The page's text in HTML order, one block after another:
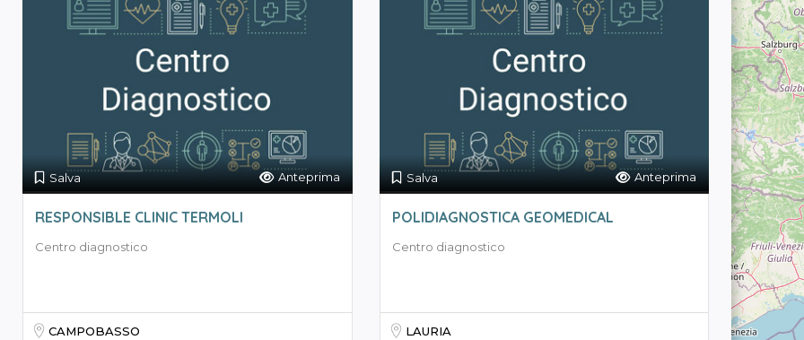
Salva Anteprima
RESPONSIBLE CLINIC TERMOLI
Centro diagnostico
CAMPOBASSO
Salva Anteprima
POLIDIAGNOSTICA GEOMEDICAL
Centro diagnostico
LAURIA